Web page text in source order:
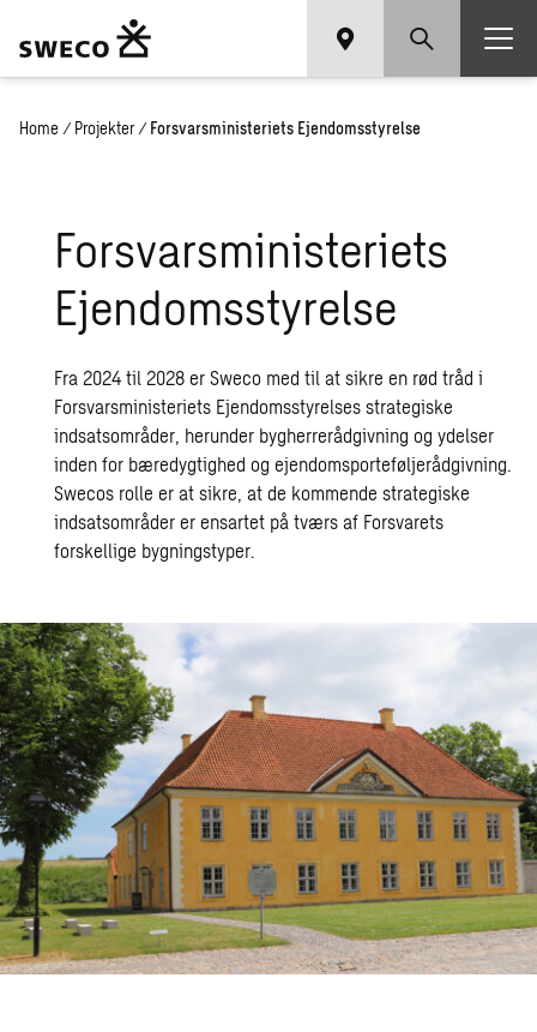
Home / Projekter / Forsvarsministeriets Ejendomsstyrelse
For­svars­mi­ni­ste­ri­ets
Ejen­doms­sty­rel­se
Fra 2024 til 2028 er Sweco med til at sikre en rød tråd i
Forsvarsministeriets Ejendomsstyrelses strategiske
indsatsområder, herunder bygherrerådgivning og ydelser
inden for bæredygtighed og ejendomsporteføljerådgivning.
Swecos rolle er at sikre, at de kommende strategiske
indsatsområder er ensartet på tværs af Forsvarets
forskellige bygningstyper.